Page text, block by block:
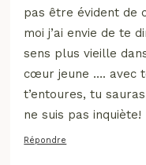
pas être évident de
moi j’ai envie de te
sens plus vieille
cœur jeune …. avec
t’entoures, tu
ne suis pas
Répondre